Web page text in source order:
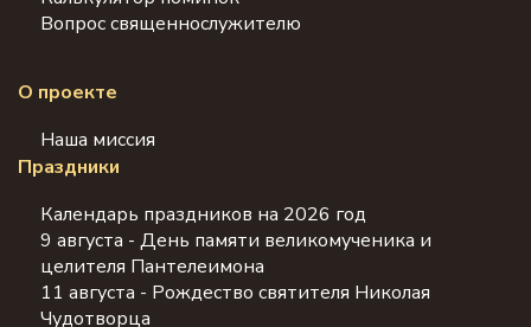
Вопрос священнослужителю
О проекте
Наша миссия
Праздники
Календарь праздников на 2026 год
9 августа - День памяти великомученика и
целителя Пантелеимона
11 августа - Рождество святителя Николая
Чудотворца